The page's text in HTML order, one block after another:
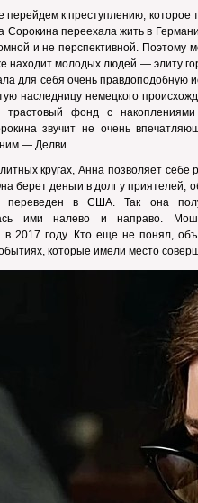
перейдем к преступлению, которое
Сорокина переехала жить в
и не перспективной.
находит молодых людей — элиту
для себя очень правдоподобную
наследницу немецкого
трастовый фонд с
звучит не очень
— Делви.
кругах, Анна позволяет
берет деньги в долг у приятелей,
переведен в США. Так она
ими налево и направо.
в 2017 году. Кто еще не понял,
которые имели место